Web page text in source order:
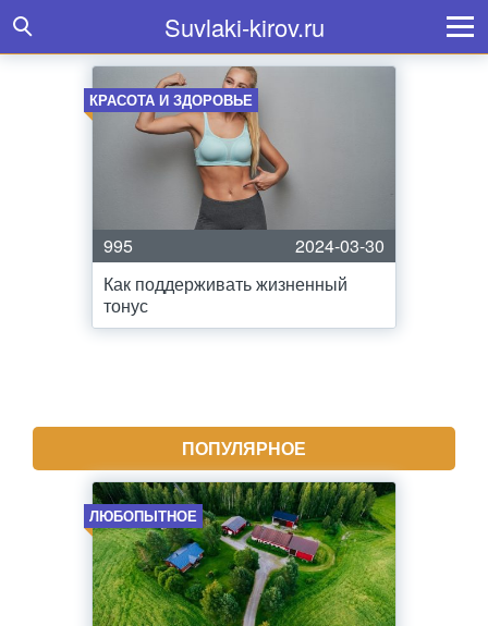
Suvlaki-kirov.ru
КРАСОТА И ЗДОРОВЬЕ
995
2024-03-30
Как поддерживать жизненный
тонус
ПОПУЛЯРНОЕ
ЛЮБОПЫТНОЕ